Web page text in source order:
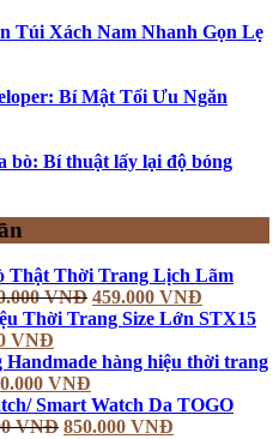
Túi Xách Nam Nhanh Gọn Lẹ
Bí Mật Tối Ưu Ngăn
bò: Bí thuật lấy lại độ bóng
Thật Thời Trang Lịch Lãm
VNĐ 459.000 VNĐ
Thời Trang Size Lớn STX15
VNĐ
hàng hiệu thời trang
VNĐ
Smart Watch Da TOGO
VNĐ 850.000 VNĐ